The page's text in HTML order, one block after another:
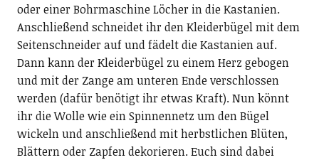
oder einer Bohrmaschine Löcher in die Kastanien.
Anschließend schneidet ihr den Kleiderbügel mit dem
Seitenschneider auf und fädelt die Kastanien auf.
Dann kann der Kleiderbügel zu einem Herz gebogen
und mit der Zange am unteren Ende verschlossen
werden (dafür benötigt ihr etwas Kraft). Nun könnt
ihr die Wolle wie ein Spinnennetz um den Bügel
wickeln und anschließend mit herbstlichen Blüten,
Blättern oder Zapfen dekorieren. Euch sind dabei